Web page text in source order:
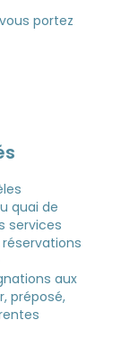
portez
quai de
services
aux
préposé,